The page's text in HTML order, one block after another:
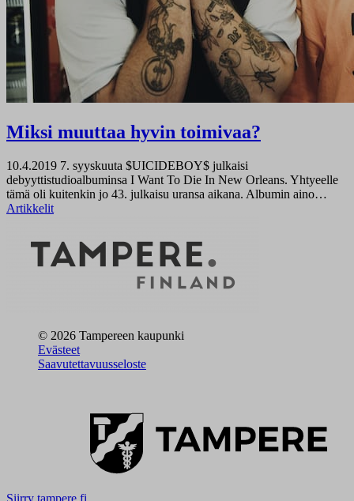
Miksi muuttaa hyvin toimivaa?
10.4.2019 7. syyskuuta $UICIDEBOY$ julkaisi
debyyttistudioalbuminsa I Want To Die In New Orleans. Yhtyeelle
tämä oli kuitenkin jo 43. julkaisu uransa aikana. Albumin aino…
Artikkelit
© 2026 Tampereen kaupunki
Evästeet
Saavutettavuusseloste
Siirry tampere.fi